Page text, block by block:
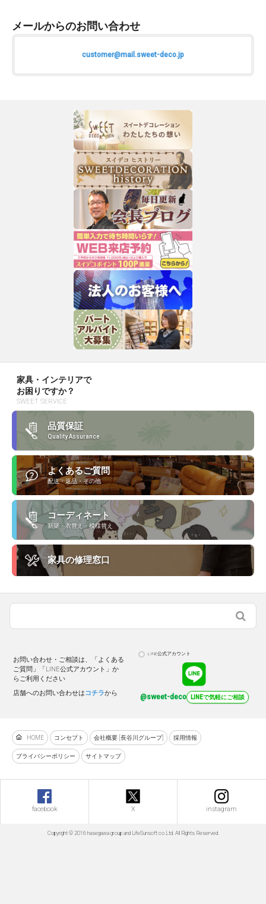
メールからのお問い合わせ
customer@mail.sweet-deco.jp
家具・インテリアで
お困りですか？
SWEET SERVICE
品質保証
Quality Assurance
よくあるご質問
配送・返品・その他
コーディネート
新築・衣替え・模様替え
家具の修理窓口
お問い合わせ・ご相談は、「よくある
ご質問」「LINE公式アカウント」か
らご利用ください
店舗へのお問い合わせはコチラから
LINE公式アカウント
@sweet-deco LINEで気軽にご相談
HOME コンセプト 会社概要 [長谷川グループ] 採用情報
プライバシーポリシー サイトマップ
facebook X instagram
Copyright © 2016 hasegawa group and LifeSunsoft co.Ltd. All Rights Reserved.